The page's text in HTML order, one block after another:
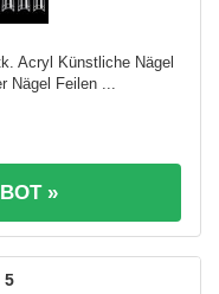
Acryl Künstliche Nägel
Nägel Feilen ...
»
5